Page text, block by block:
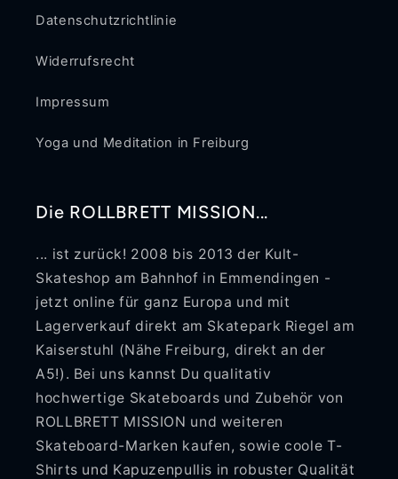
Datenschutzrichtlinie
Widerrufsrecht
Impressum
Yoga und Meditation in Freiburg
Die ROLLBRETT MISSION...
... ist zurück! 2008 bis 2013 der Kult-
Skateshop am Bahnhof in Emmendingen -
jetzt online für ganz Europa und mit
Lagerverkauf direkt am Skatepark Riegel am
Kaiserstuhl (Nähe Freiburg, direkt an der
A5!). Bei uns kannst Du qualitativ
hochwertige Skateboards und Zubehör von
ROLLBRETT MISSION und weiteren
Skateboard-Marken kaufen, sowie coole T-
Shirts und Kapuzenpullis in robuster Qualität